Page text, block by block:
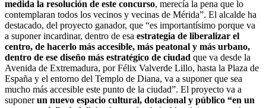
medida la resolución de este concurso, merecía la pena que lo
contemplaran todos los vecinos y vecinas de Mérida”. El alcalde ha
destacado, del proyecto ganador, que “es importantísimo porque va
a suponer incardinar, dentro de esa estrategia de liberalizar el
centro, de hacerlo más accesible, más peatonal y más urbano,
dentro de ese diseño más estratégico de ciudad que va desde la
Avenida de Extremadura, por Félix Valverde Lillo, hasta la Plaza de
España y el entorno del Templo de Diana, va a suponer que sea
mucho más accesible este punto de la ciudad”. El proyecto va a
suponerun nuevo espacio cultural, dotacional y público “en un